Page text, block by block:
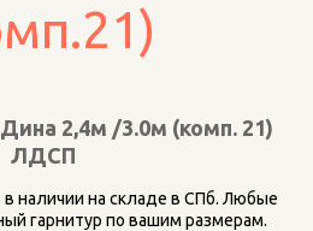
2,4м /3.0м (комп. 21)
ЛДСП
наличии на складе в СПб. Любые
гарнитур по вашим размерам.